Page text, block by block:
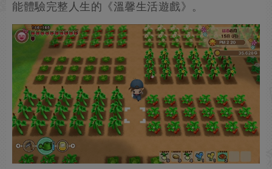
能體驗完整人生的《溫馨生活遊戲》。